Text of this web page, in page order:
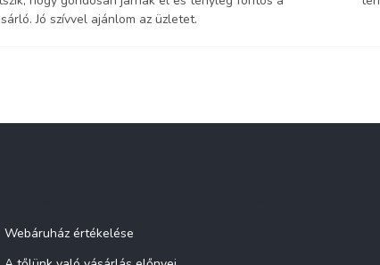
Jó szívvel ajánlom az üzletet.
Webáruház értékelése